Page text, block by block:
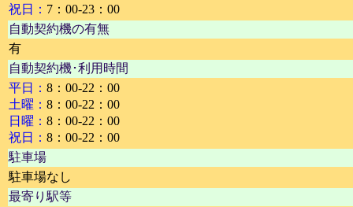
祝日： 7：00-23：00
自動契約機の有無
有
自動契約機･利用時間
平日： 8：00-22：00
土曜： 8：00-22：00
日曜： 8：00-22：00
祝日： 8：00-22：00
駐車場
駐車場なし
最寄り駅等